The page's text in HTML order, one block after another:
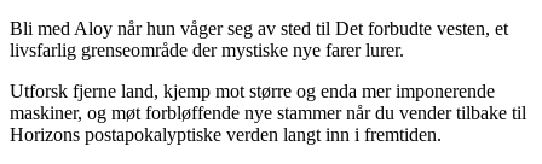
Bli med Aloy når hun våger seg av sted til Det forbudte vesten, et
livsfarlig grenseområde der mystiske nye farer lurer.
Utforsk fjerne land, kjemp mot større og enda mer imponerende
maskiner, og møt forbløffende nye stammer når du vender tilbake til
Horizons postapokalyptiske verden langt inn i fremtiden.